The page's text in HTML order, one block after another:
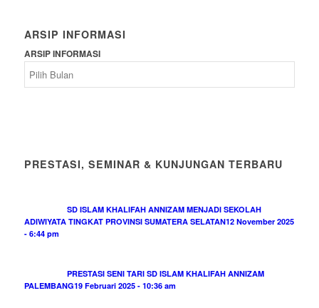
ARSIP INFORMASI
ARSIP INFORMASI
PRESTASI, SEMINAR & KUNJUNGAN TERBARU
SD ISLAM KHALIFAH ANNIZAM MENJADI SEKOLAH
ADIWIYATA TINGKAT PROVINSI SUMATERA SELATAN12 November 2025
- 6:44 pm
PRESTASI SENI TARI SD ISLAM KHALIFAH ANNIZAM
PALEMBANG19 Februari 2025 - 10:36 am